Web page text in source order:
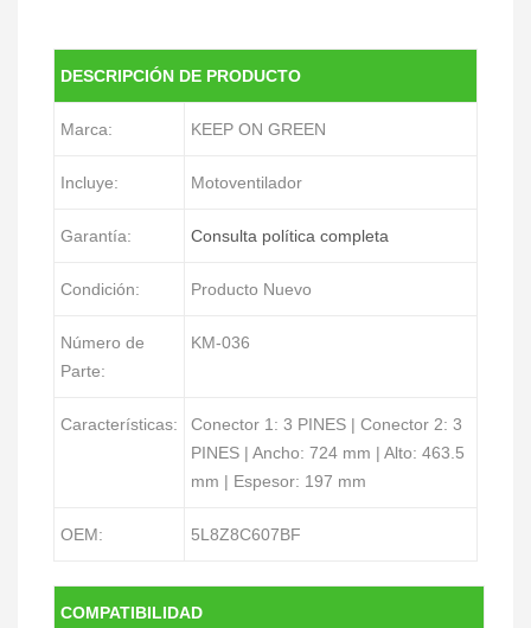
DESCRIPCIÓN DE PRODUCTO
Marca: KEEP ON GREEN
Incluye: Motoventilador
Garantía: Consulta política completa
Condición: Producto Nuevo
Número de
Parte:
KM-036
Características:
Conector 1: 3 PINES | Conector 2: 3
PINES | Ancho: 724 mm | Alto: 463.5
mm | Espesor: 197 mm
OEM: 5L8Z8C607BF
COMPATIBILIDAD